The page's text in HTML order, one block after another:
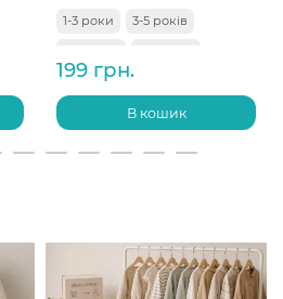
1-3 роки
3-5 років
199 грн.
В кошик